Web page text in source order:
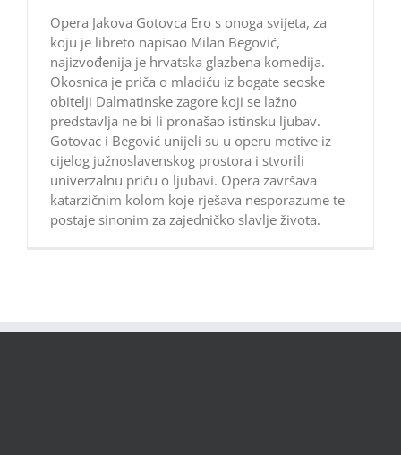
Opera Jakova Gotovca Ero s onoga svijeta, za
koju je libreto napisao Milan Begović,
najizvođenija je hrvatska glazbena komedija.
Okosnica je priča o mladiću iz bogate seoske
obitelji Dalmatinske zagore koji se lažno
predstavlja ne bi li pronašao istinsku ljubav.
Gotovac i Begović unijeli su u operu motive iz
cijelog južnoslavenskog prostora i stvorili
univerzalnu priču o ljubavi. Opera završava
katarzičnim kolom koje rješava nesporazume te
postaje sinonim za zajedničko slavlje života.